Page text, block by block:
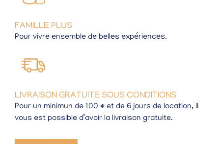
FAMILLE PLUS
Pour vivre ensemble de belles expériences.
LIVRAISON GRATUITE SOUS CONDITIONS
Pour un minimun de 100 € et de 6 jours de location, il
vous est possible d’avoir la livraison gratuite.